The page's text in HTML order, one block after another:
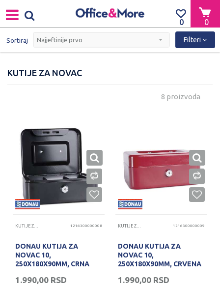
0
0
KUTIJE ZA NOVAC
Sortiraj Filteri
8 proizvoda
KUTIJE ZA NOVAC 1216300000008
DONAU KUTIJA ZA
NOVAC 10,
250X180X90MM, CRNA
1.990,00 RSD
KUTIJE ZA NOVAC 1216300000009
DONAU KUTIJA ZA
NOVAC 10,
250X180X90MM, CRVENA
1.990,00 RSD